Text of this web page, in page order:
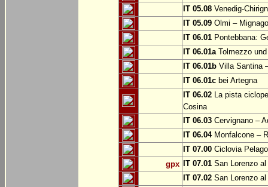
IT 05.08 Venedig-
IT 05.09 Olmi –
IT 06.01 Pontebbana:
IT 06.01aTolmezzo
IT 06.01b Villa Santina
IT 06.01c bei Artegna
IT 06.02 La pista
Cosina
IT 06.03 Cervignano –
IT 06.04Monfalcone –
IT 07.00 Ciclovia
gpx
IT 07.01 San Lorenzo
IT 07.02 San Lorenzo